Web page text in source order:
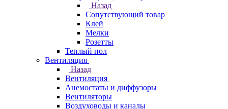
Назад
Сопутствующий товар
Клей
Мелки
Розетты
Теплый пол
Вентиляция
Назад
Вентиляция
Анемостаты и диффузоры
Вентиляторы
Воздуховоды и каналы